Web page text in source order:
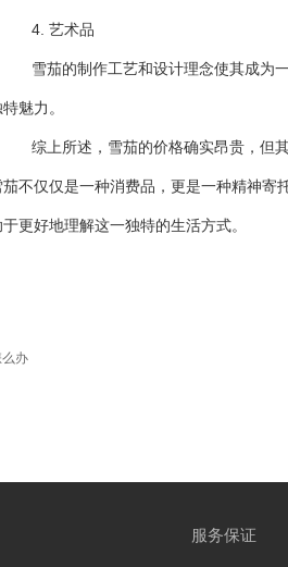
4. 艺术品
雪茄的制作工艺和设计理念使其成为
魅力。
综上所述，雪茄的价格确实昂贵，但
茄不仅仅是一种消费品，更是一种精神寄
于更好地理解这一独特的生活方式。
么办
服务保证